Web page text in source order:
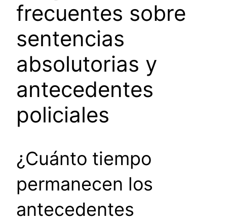
frecuentes sobre
sentencias
absolutorias y
antecedentes
policiales
¿Cuánto tiempo
permanecen los
antecedentes